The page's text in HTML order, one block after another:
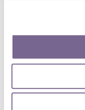
Formand: Pernille
Hans Mortensen,
Ronja Pilgaard,
Kristoffer Eriksen,
Miriam